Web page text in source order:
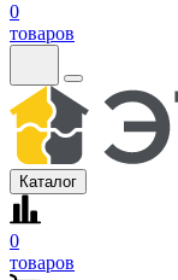
0
товаров
Каталог
0
товаров